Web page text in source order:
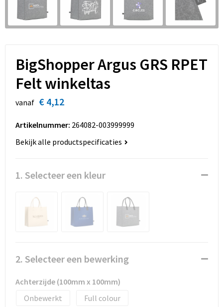
Sinterklaas
Sleutelhangers en Lanyards
Spellen voor binnen en buiten
Sport
Veiligheid, Auto en Fiets
Waterflesjes
Themapakketten
Overhemden
Strandtassen
Toilettassen
Accessoires voor tassen
Schoenentassen
Golftassen
Collegetassen
Draagtassen
Promotietassen
Reistassen
BigShopper Argus GRS RPET
Felt winkeltas
vanaf € 4,12
Artikelnummer: 264082-003999999
Bekijk alle productspecificaties
1. Selecteer een kleur
2. Selecteer een bewerking
Achterzijde (100mm x 100mm)
Onbewerkt
Full colour